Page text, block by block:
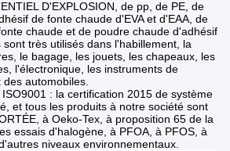
D'EXPLOSION, de pp, de PE, de
de fonte chaude d'EVA et d'EAA, de
chaude et de poudre chaude d'adhésif
très utilisés dans l'habillement, la
le bagage, les jouets, les chapeaux, les
l'électronique, les instruments de
automobiles.
: la certification 2015 de système
et tous les produits à notre société sont
à Oeko-Tex, à proposition 65 de la
essais d'halogène, à PFOA, à PFOS, à
niveaux environnementaux.